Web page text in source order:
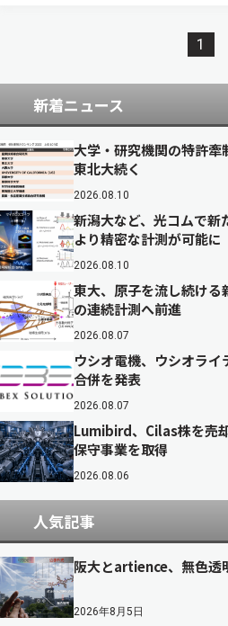
1
新着ニュース
大学・研究機関の特許
東北大続く
2026.08.10
新潟大など、光コムで
より精密な計測が可能に
2026.08.10
東大、原子を流し続け
の連続計測へ前進
2026.08.07
ウシオ電機、ウシオラ
合併を発表
2026.08.07
Lumibird、Cilas株を売
保守事業を取得
2026.08.06
人気記事
阪大とartience、無色透
2026年8月5日